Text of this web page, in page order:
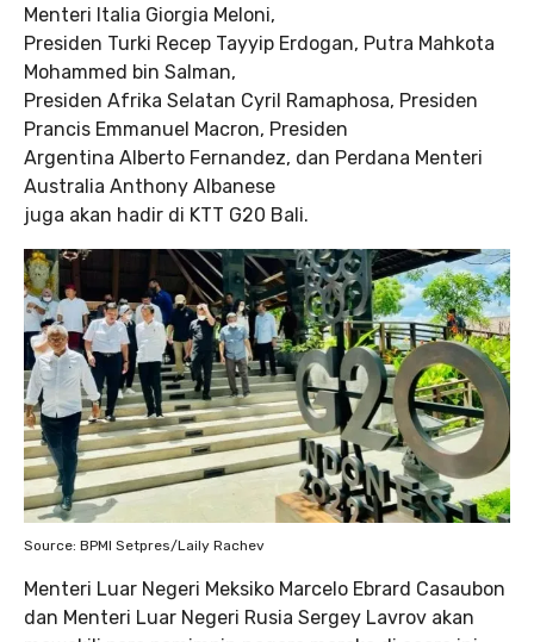
Menteri Italia Giorgia Meloni,
Presiden Turki Recep Tayyip Erdogan, Putra Mahkota
Mohammed bin Salman,
Presiden Afrika Selatan Cyril Ramaphosa, Presiden
Prancis Emmanuel Macron, Presiden
Argentina Alberto Fernandez, dan Perdana Menteri
Australia Anthony Albanese
juga akan hadir di KTT G20 Bali.
Source: BPMI Setpres/Laily Rachev
Menteri Luar Negeri Meksiko Marcelo Ebrard Casaubon
dan Menteri Luar Negeri Rusia Sergey Lavrov akan